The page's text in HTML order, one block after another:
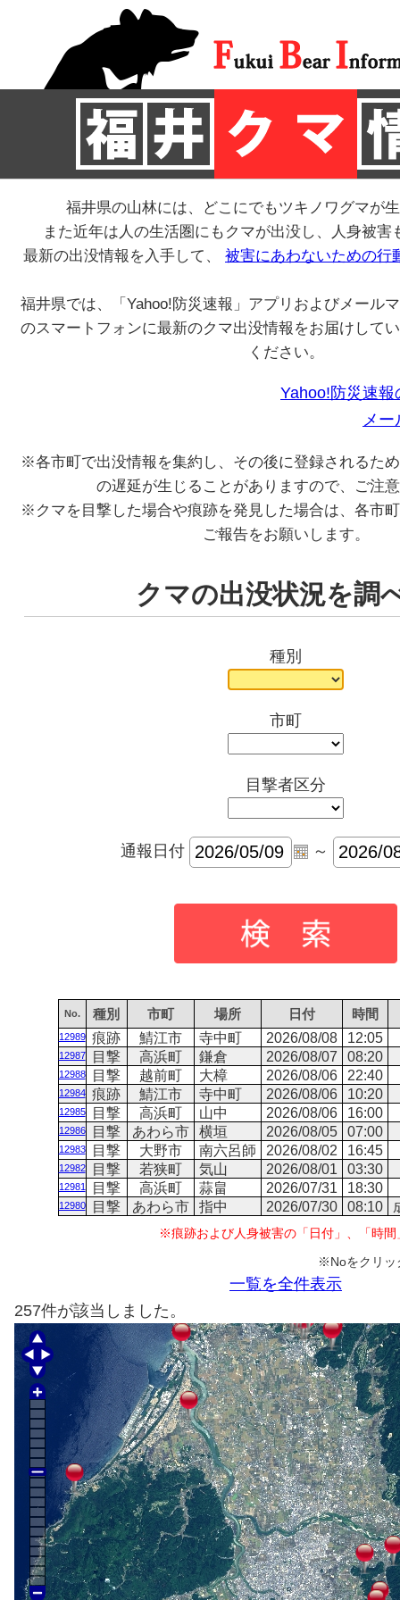
福井県の山林には、どこにでもツキノワグマが
また近年は人の生活圏にもクマが出没し、人身被害
最新の出没情報を入手して、 被害にあわないための行
福井県では、「Yahoo!防災速報」アプリおよびメール
のスマートフォンに最新のクマ出没情報をお届けして
ください。
Yahoo!防災速
メー
※各市町で出没情報を集約し、その後に登録されるた
の遅延が生じることがありますので、ご注
※クマを目撃した場合や痕跡を発見した場合は、各市
ご報告をお願いします。
クマの出没状況を調
種別
市町
目撃者区分
通報日付 ～
No. 種別 市町 場所 日付 時間
12989 痕跡 鯖江市 寺中町 2026/08/08 12:05
12987 目撃 高浜町 鎌倉 2026/08/07 08:20
12988 目撃 越前町 大樟 2026/08/06 22:40
12984 痕跡 鯖江市 寺中町 2026/08/06 10:20
12985 目撃 高浜町 山中 2026/08/06 16:00
12986 目撃 あわら市 横垣 2026/08/05 07:00
12983 目撃 大野市 南六呂師 2026/08/02 16:45
12982 目撃 若狭町 気山 2026/08/01 03:30
12981 目撃 高浜町 蒜畠 2026/07/31 18:30
12980 目撃 あわら市 指中 2026/07/30 08:10
※痕跡および人身被害の「日付」、「時
※Noをクリッ
一覧を全件表示
257件が該当しました。